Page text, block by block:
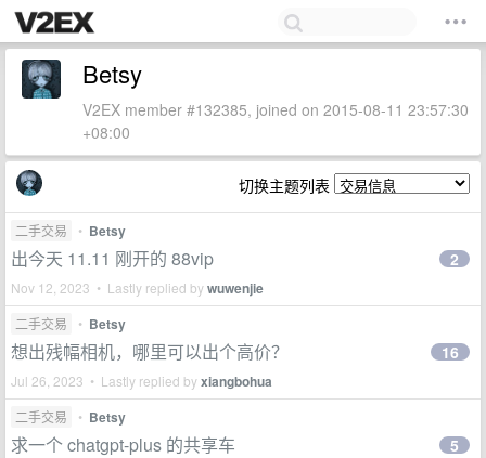
Betsy
V2EX member #132385, joined on 2015-08-11 23:57:30
+08:00
切换主题列表
二手交易 • Betsy
出今天 11.11 刚开的 88vip
Nov 12, 2023 • Lastly replied bywuwenjie
2
二手交易 • Betsy
想出残幅相机，哪里可以出个高价？
Jul 26, 2023 • Lastly replied byxiangbohua
16
二手交易 • Betsy
求一个 chatgpt-plus 的共享车 5